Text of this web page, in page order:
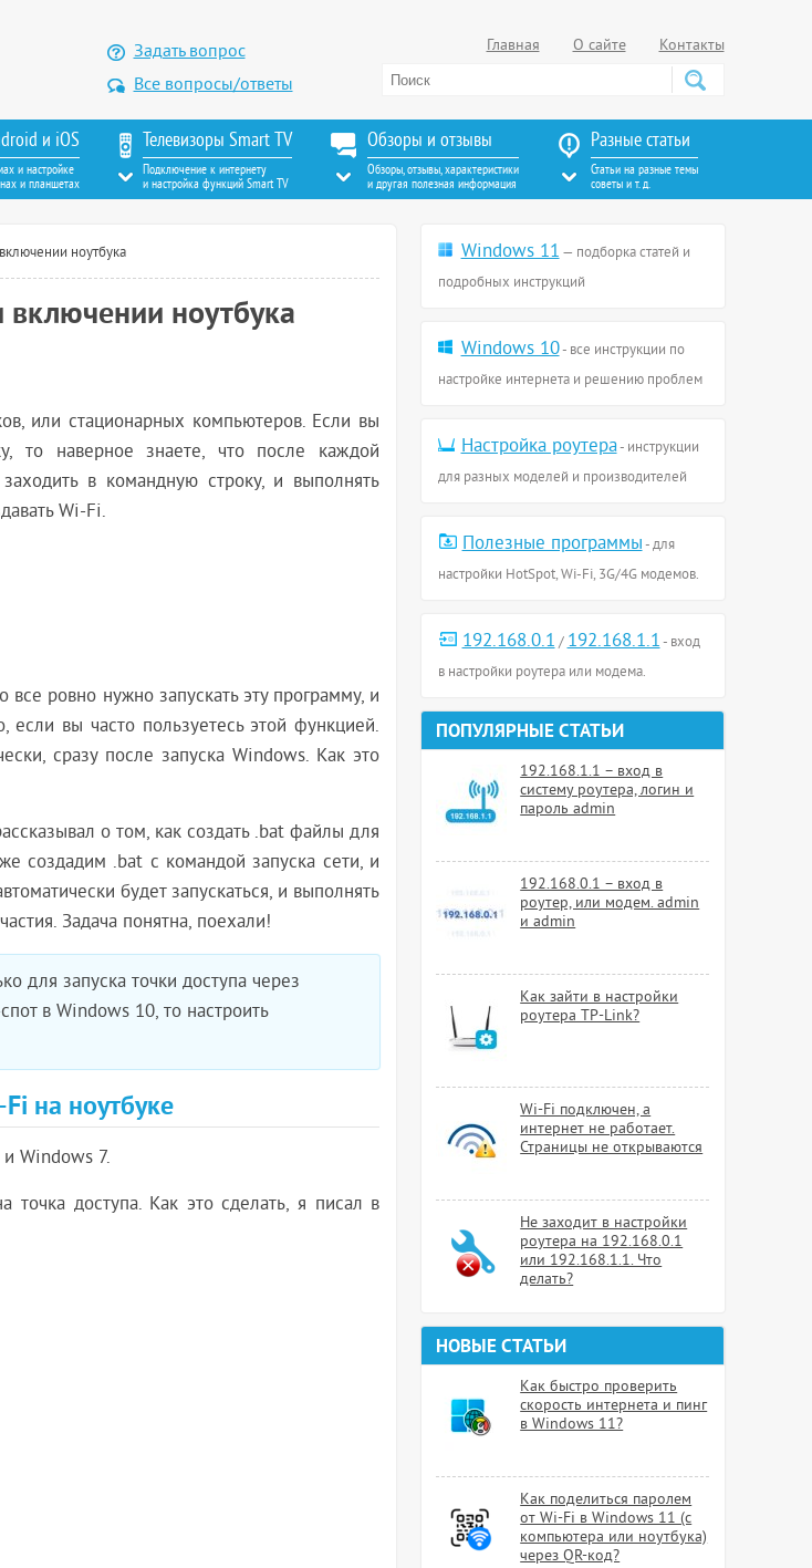
и iOS
и настройке
и планшетах
Телевизоры Smart TV
Подключение к интернету
и настройка функций Smart TV
Обзоры и отзывы
Обзоры, отзывы, характеристики
и другая полезная информация
Разные статьи
Статьи на разные темы
советы и т. д.
Задать вопрос
Все вопросы/ответы
Главная О сайте Контакты
ноутбука
включении ноутбука
или стационарных компьютеров. Если вы
то наверное знаете, что после каждой
в командную строку, и выполнять
Wi-Fi.
все ровно нужно запускать эту программу, и
если вы часто пользуетесь этой функцией.
сразу после запуска Windows. Как это
о том, как создать .bat файлы для
создадим .bat с командой запуска сети, и
будет запускаться, и выполнять
Задача понятна, поехали!
для запуска точки доступа через
в Windows 10, то настроить
на ноутбуке
Windows 7.
точка доступа. Как это сделать, я писал в
Windows 11 — подборка статей и
подробных инструкций
Windows 10- все инструкции по
настройке интернета и решению проблем
Настройка роутера- инструкции
для разных моделей и производителей
Полезные программы- для
настройки HotSpot, Wi-Fi, 3G/4G модемов.
192.168.0.1 /192.168.1.1- вход
в настройки роутера или модема.
ПОПУЛЯРНЫЕ СТАТЬИ
192.168.1.1 – вход в
систему роутера, логин и
пароль admin
192.168.0.1 – вход в
роутер, или модем. admin
и admin
Как зайти в настройки
роутера TP-Link?
Wi-Fi подключен, а
интернет не работает.
Страницы не открываются
Не заходит в настройки
роутера на 192.168.0.1
или 192.168.1.1. Что
делать?
НОВЫЕ СТАТЬИ
Как быстро проверить
скорость интернета и пинг
в Windows 11?
Как поделиться паролем
от Wi-Fi в Windows 11 (с
компьютера или ноутбука)
через QR-код?